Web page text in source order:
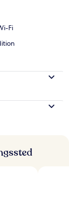
Fi